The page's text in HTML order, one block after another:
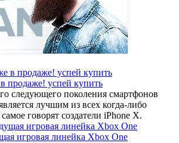
продаже! успей купить
следующего поколения смартфонов
лучшим из всех когда-либо
говорят создатели iPhone X.
игровая линейка Xbox One